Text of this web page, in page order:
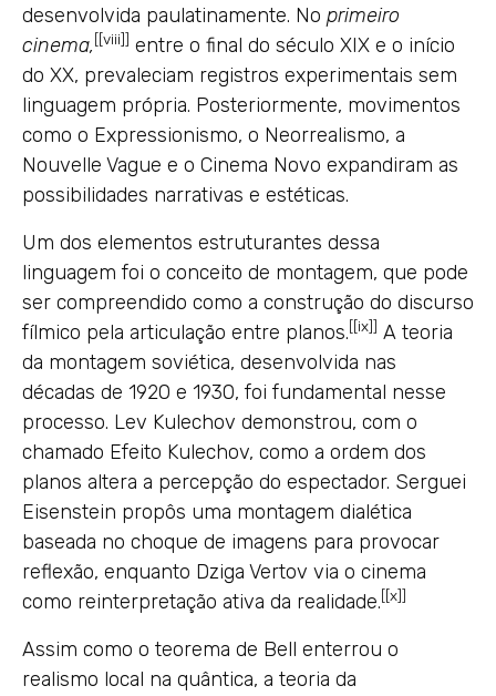
desenvolvida paulatinamente. No primeiro
cinema, [[viii]] entre o final do século XIX e o início
do XX, prevaleciam registros experimentais sem
linguagem própria. Posteriormente, movimentos
como o Expressionismo, o Neorrealismo, a
Nouvelle Vague e o Cinema Novo expandiram as
possibilidades narrativas e estéticas.
Um dos elementos estruturantes dessa
linguagem foi o conceito de montagem, que pode
ser compreendido como a construção do discurso
fílmico pela articulação entre planos.[[ix]] A teoria
da montagem soviética, desenvolvida nas
décadas de 1920 e 1930, foi fundamental nesse
processo. Lev Kulechov demonstrou, com o
chamado Efeito Kulechov, como a ordem dos
planos altera a percepção do espectador. Serguei
Eisenstein propôs uma montagem dialética
baseada no choque de imagens para provocar
reflexão, enquanto Dziga Vertov via o cinema
como reinterpretação ativa da realidade.[[x]]
Assim como o teorema de Bell enterrou o
realismo local na quântica, a teoria da